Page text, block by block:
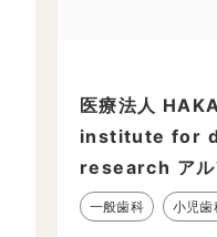
医療法人
institute for
research アル
一般歯科 小児歯